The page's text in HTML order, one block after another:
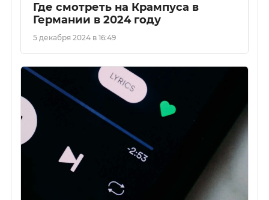
Где смотреть на Крампуса в
Германии в 2024 году
5 декабря 2024 в 16:49